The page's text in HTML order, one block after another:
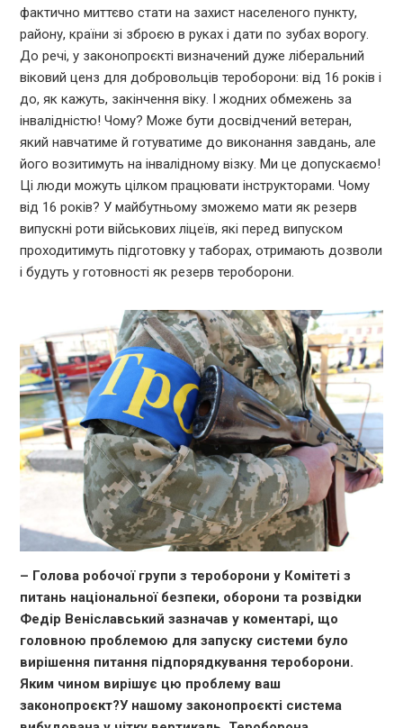
фактично миттєво стати на захист населеного пункту,
району, країни зі зброєю в руках і дати по зубах ворогу.
До речі, у законопроєкті визначений дуже ліберальний
віковий ценз для добровольців тероборони: від 16 років і
до, як кажуть, закінчення віку. І жодних обмежень за
інвалідністю! Чому? Може бути досвідчений ветеран,
який навчатиме й готуватиме до виконання завдань, але
його возитимуть на інвалідному візку. Ми це допускаємо!
Ці люди можуть цілком працювати інструкторами. Чому
від 16 років? У майбутньому зможемо мати як резерв
випускні роти військових ліцеїв, які перед випуском
проходитимуть підготовку у таборах, отримають дозволи
і будуть у готовності як резерв тероборони.
– Голова робочої групи з тероборони у Комітеті з
питань національної безпеки, оборони та розвідки
Федір Веніславський зазначав у коментарі, що
головною проблемою для запуску системи було
вирішення питання підпорядкування тероборони.
Яким чином вирішує цю проблему ваш
законопроєкт?У нашому законопроєкті система